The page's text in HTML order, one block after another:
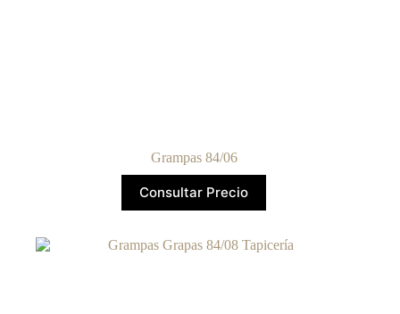
Grampas 84/06
Consultar Precio